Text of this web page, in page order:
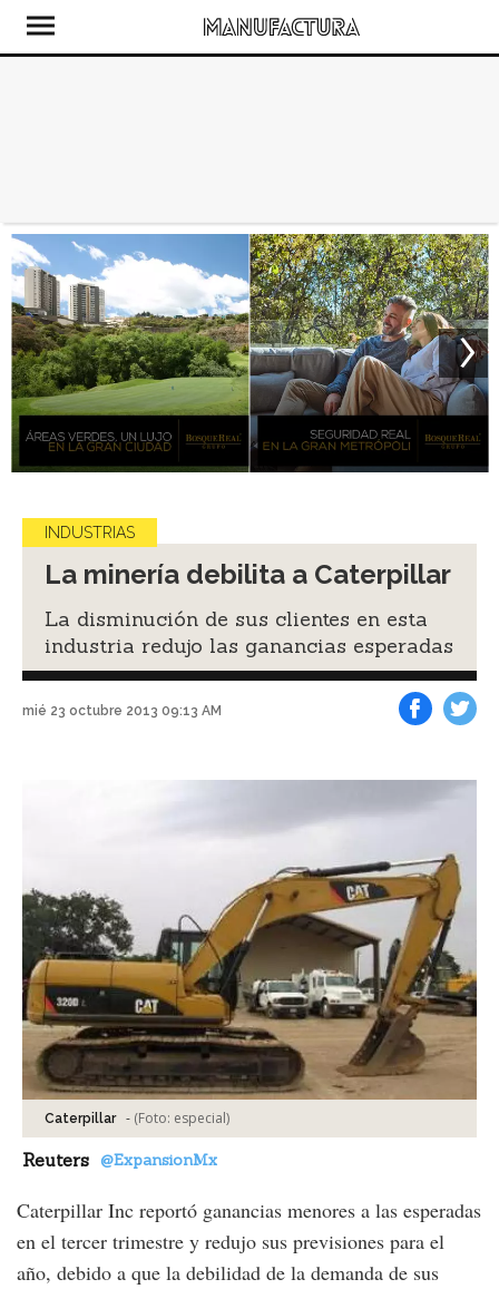
INDUSTRIAS
La minería debilita a Caterpillar
La disminución de sus clientes en esta
industria redujo las ganancias esperadas
mié 23 octubre 2013 09:13 AM
Caterpillar - (Foto: especial)
Reuters @ExpansionMx
Caterpillar Inc reportó ganancias menores a las esperadas
en el tercer trimestre y redujo sus previsiones para el
año, debido a que la debilidad de la demanda de sus